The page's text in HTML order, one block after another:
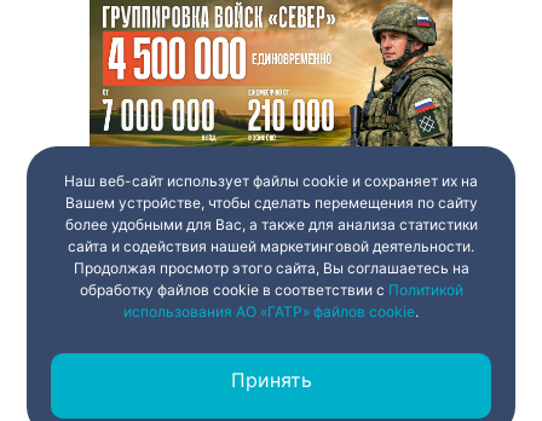
Наш веб-сайт использует файлы cookie и сохраняет их на
Вашем устройстве, чтобы сделать перемещения по сайту
более удобными для Вас, а также для анализа статистики
сайта и содействия нашей маркетинговой деятельности.
Продолжая просмотр этого сайта, Вы соглашаетесь на
обработку файлов cookie в соответствии с Политикой
использования АО «ГАТР» файлов cookie.
Принять